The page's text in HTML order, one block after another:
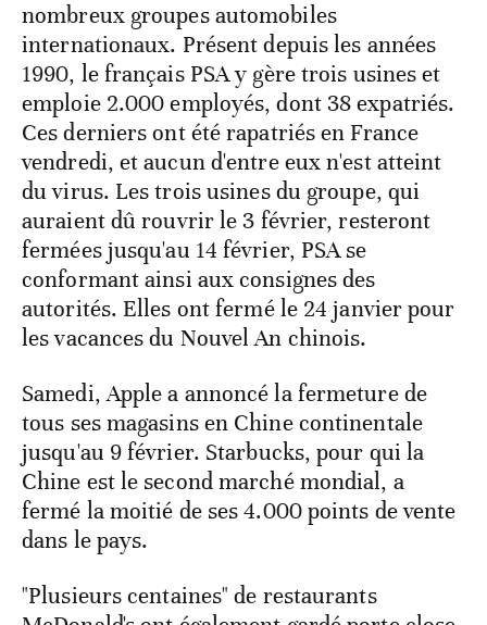
nombreux groupes automobiles
internationaux. Présent depuis les années
1990, le français PSA y gère trois usines et
emploie 2.000 employés, dont 38 expatriés.
Ces derniers ont été rapatriés en France
vendredi, et aucun d'entre eux n'est atteint
du virus. Les trois usines du groupe, qui
auraient dû rouvrir le 3 février, resteront
fermées jusqu'au 14 février, PSA se
conformant ainsi aux consignes des
autorités. Elles ont fermé le 24 janvier pour
les vacances du Nouvel An chinois.
Samedi, Apple a annoncé la fermeture de
tous ses magasins en Chine continentale
jusqu'au 9 février. Starbucks, pour qui la
Chine est le second marché mondial, a
fermé la moitié de ses 4.000 points de vente
dans le pays.
"Plusieurs centaines" de restaurants